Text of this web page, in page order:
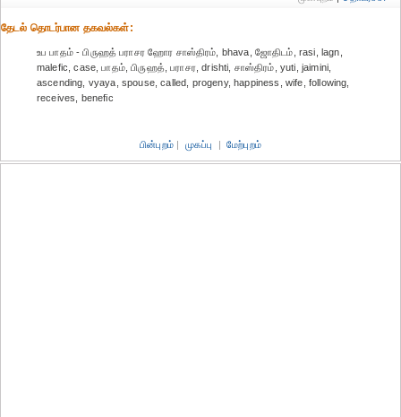
தேட‌ல் தொட‌ர்பான தகவ‌ல்க‌ள்:
உப பாதம் - பிருஹத் பராசர ஹோர சாஸ்திரம், bhava, ஜோதிடம், rasi, lagn,
malefic, case, பாதம், பிருஹத், பராசர, drishti, சாஸ்திரம், yuti, jaimini,
ascending, vyaya, spouse, called, progeny, happiness, wife, following,
receives, benefic
பின்புறம் | முகப்பு | மேற்புறம்